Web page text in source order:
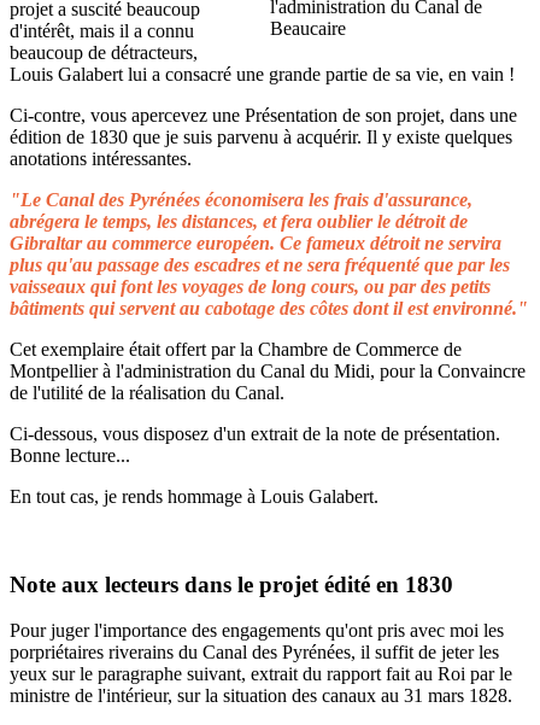
projet a suscité beaucoup
d'intérêt, mais il a connu
beaucoup de détracteurs,
Louis Galabert lui a consacré une grande partie de sa vie, en vain !
Ci-contre, vous apercevez une Présentation de son projet, dans une
édition de 1830 que je suis parvenu à acquérir. Il y existe quelques
anotations intéressantes.
"Le Canal des Pyrénées économisera les frais d'assurance,
abrégera le temps, les distances, et fera oublier le détroit de
Gibraltar au commerce européen. Ce fameux détroit ne servira
plus qu'au passage des escadres et ne sera fréquenté que par les
vaisseaux qui font les voyages de long cours, ou par des petits
bâtiments qui servent au cabotage des côtes dont il est environné."
Cet exemplaire était offert par la Chambre de Commerce de
Montpellier à l'administration du Canal du Midi, pour la Convaincre
de l'utilité de la réalisation du Canal.
Ci-dessous, vous disposez d'un extrait de la note de présentation.
Bonne lecture...
En tout cas, je rends hommage à Louis Galabert.
Note aux lecteurs dans le projet édité en 1830
Pour juger l'importance des engagements qu'ont pris avec moi les
porpriétaires riverains du Canal des Pyrénées, il suffit de jeter les
yeux sur le paragraphe suivant, extrait du rapport fait au Roi par le
ministre de l'intérieur, sur la situation des canaux au 31 mars 1828.